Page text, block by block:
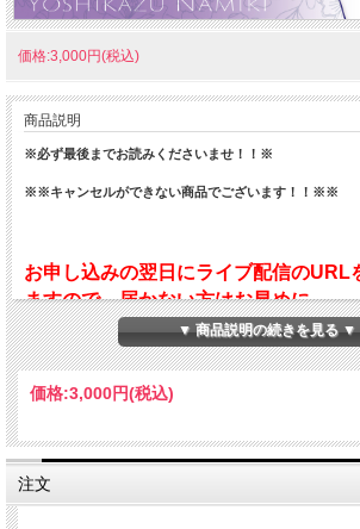
価格:3,000円(税込)
商品説明
※必ず最後までお読みくださいませ！！※
※※キャンセルができない商品でございます！！※※
お申し込みの翌日にライブ配信のURL
ますので、届かない方はお早めに
tips@namikiyoshikazu.comまでご連
開催当日のライブ配信に関するお問い
催日の15時までにお願いいたします。
合わせは対応でき兼ねますので、予め
ご質問のある方は、ライブ配信時の
▼ 商品説明の続きを見る ▼
価格:3,000円(税込)
注文